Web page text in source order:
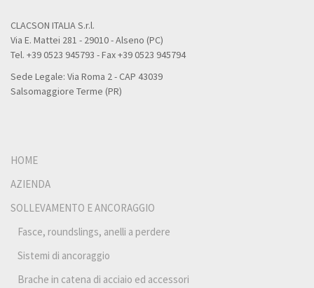
CLACSON ITALIA S.r.l.
Via E. Mattei 281 - 29010 - Alseno (PC)
Tel. +39 0523 945793 - Fax +39 0523 945794
Sede Legale: Via Roma 2 - CAP 43039
Salsomaggiore Terme (PR)
HOME
AZIENDA
SOLLEVAMENTO E ANCORAGGIO
Fasce, roundslings, anelli a perdere
Sistemi di ancoraggio
Brache in catena di acciaio ed accessori